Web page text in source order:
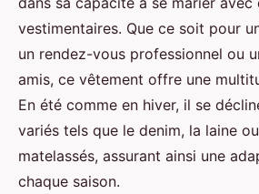
vestimentaires. Que ce soit pour
un rendez-vous professionnel ou
amis, ce vêtement offre une
En été comme en hiver, il se
variés tels que le denim, la laine
matelassés, assurant ainsi une
chaque saison.